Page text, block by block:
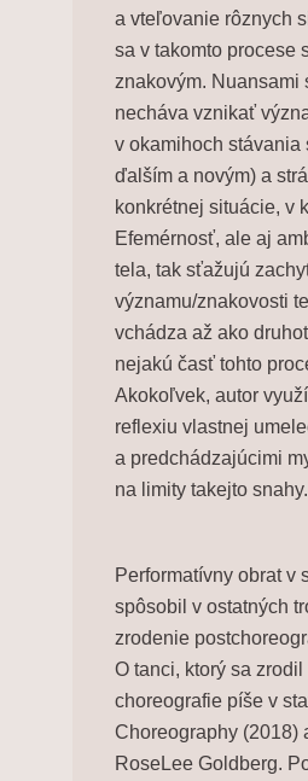
a vteľovanie rôznych
sa v takomto procese
znakovým. Nuansami
necháva vznikať
v okamihoch stávania
ďalším a novým) a
konkrétnej situácie, v
Efemérnosť, ale aj
tela, tak sťažujú
významu/znakovosti
vchádza až ako
nejakú časť tohto
Akokoľvek, autor
reflexiu vlastnej
a predchádzajúcimi
na limity takejto snahy.
Performatívny obrat v
spôsobil v ostatných
zrodenie
O tanci, ktorý sa
choreografie píše v
Choreography (2018)
RoseLee Goldberg.